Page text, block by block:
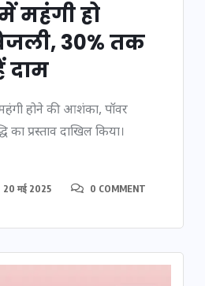
महंगी हो
30% तक
दाम
होने की आशंका, पॉवर
का प्रस्ताव दाखिल किया।
20 मई 2025 0 COMMENT